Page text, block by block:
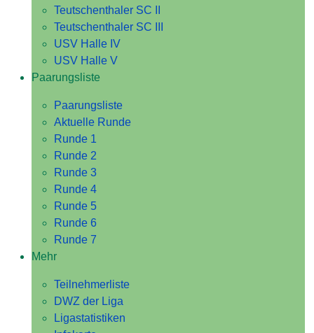
Teutschenthaler SC II
Teutschenthaler SC III
USV Halle IV
USV Halle V
Paarungsliste
Paarungsliste
Aktuelle Runde
Runde 1
Runde 2
Runde 3
Runde 4
Runde 5
Runde 6
Runde 7
Mehr
Teilnehmerliste
DWZ der Liga
Ligastatistiken